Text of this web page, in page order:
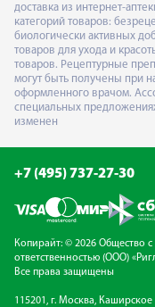
доставка из интернет-
категорий товаров:
биологически активных
товаров для ухода и
товаров. Рецептурные
могут быть получены при
оформленного врачом.
специальных
изменен
+7 (495) 737-27-30
Копирайт: © 2026 Общество
ответственностью (ООО)
Все права защищены
115201, г. Москва, Каширское